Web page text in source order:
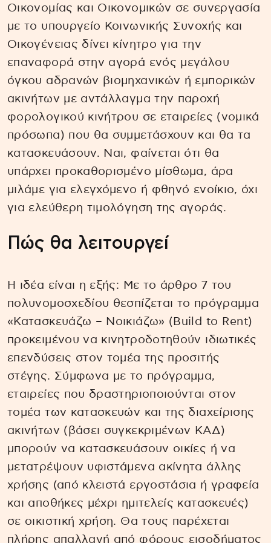
Οικονομίας και Οικονομικών σε συνεργασία
με το υπουργείο Κοινωνικής Συνοχής και
Οικογένειας δίνει κίνητρο για την
επαναφορά στην αγορά ενός μεγάλου
όγκου αδρανών βιομηχανικών ή εμπορικών
ακινήτων με αντάλλαγμα την παροχή
φορολογικού κινήτρου σε εταιρείες (νομικά
πρόσωπα) που θα συμμετάσχουν και θα τα
κατασκευάσουν. Nαι, φαίνεται ότι θα
υπάρχει προκαθορισμένο μίσθωμα, άρα
μιλάμε για ελεγχόμενο ή φθηνό ενοίκιο, όχι
για ελεύθερη τιμολόγηση της αγοράς.
Πώς θα λειτουργεί
Η ιδέα είναι η εξής: Με το άρθρο 7 του
πολυνομοσχεδίου θεσπίζεται το πρόγραμμα
«Κατασκευάζω – Νοικιάζω» (Build to Rent)
προκειμένου να κινητροδοτηθούν ιδιωτικές
επενδύσεις στον τομέα της προσιτής
στέγης. Σύμφωνα με το πρόγραμμα,
εταιρείες που δραστηριοποιούνται στον
τομέα των κατασκευών και της διαχείρισης
ακινήτων (βάσει συγκεκριμένων ΚΑΔ)
μπορούν να κατασκευάσουν οικίες ή να
μετατρέψουν υφιστάμενα ακίνητα άλλης
χρήσης (από κλειστά εργοστάσια ή γραφεία
και αποθήκες μέχρι ημιτελείς κατασκευές)
σε οικιστική χρήση. Θα τους παρέχεται
πλήρης απαλλαγή από φόρους εισοδήματος